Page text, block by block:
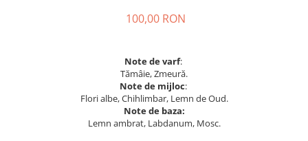
100,00 RON
Note de varf:
Tămâie, Zmeură.
Note de mijloc:
Flori albe, Chihlimbar, Lemn de Oud.
Note de baza:
Lemn ambrat, Labdanum, Mosc.